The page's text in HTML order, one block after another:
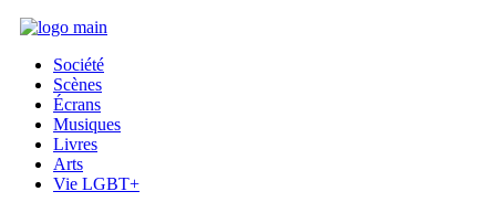
Société
Scènes
Écrans
Musiques
Livres
Arts
Vie LGBT+